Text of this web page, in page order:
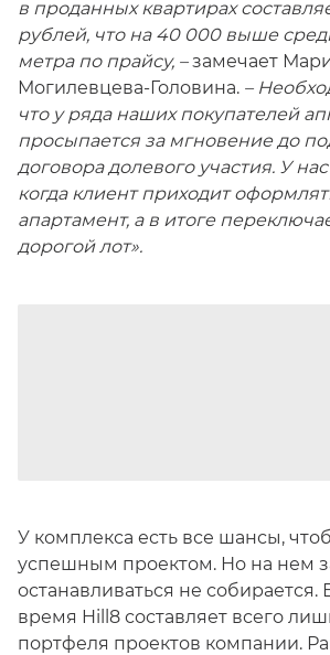
в проданных квартирах
рублей, что на 40 000 выше
метра по прайсу, –замечает
Могилевцева-Головина. –
что у ряда наших покупателей
просыпается за мгновение до
договора долевого участия. У
когда клиент приходит
апартамент, а в итоге
дорогой лот».
У комплекса есть все шансы,
успешным проектом. Но на нем
останавливаться не собирается.
время Hill8 составляет всего
портфеля проектов компании.